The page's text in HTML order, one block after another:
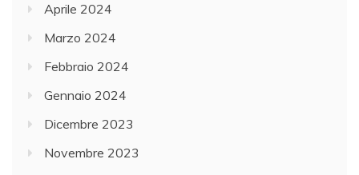
Aprile 2024
Marzo 2024
Febbraio 2024
Gennaio 2024
Dicembre 2023
Novembre 2023